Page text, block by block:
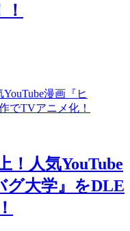
！人気YouTube
グ大学』をDLE